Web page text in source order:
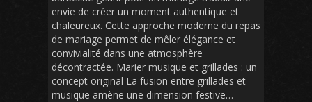
envie de créer un moment authentique et
chaleureux. Cette approche moderne du repas
de mariage permet de mêler élégance et
convivialité dans une atmosphère
décontractée. Marier musique et grillades : un
concept original La fusion entre grillades et
musique amène une dimension festive…